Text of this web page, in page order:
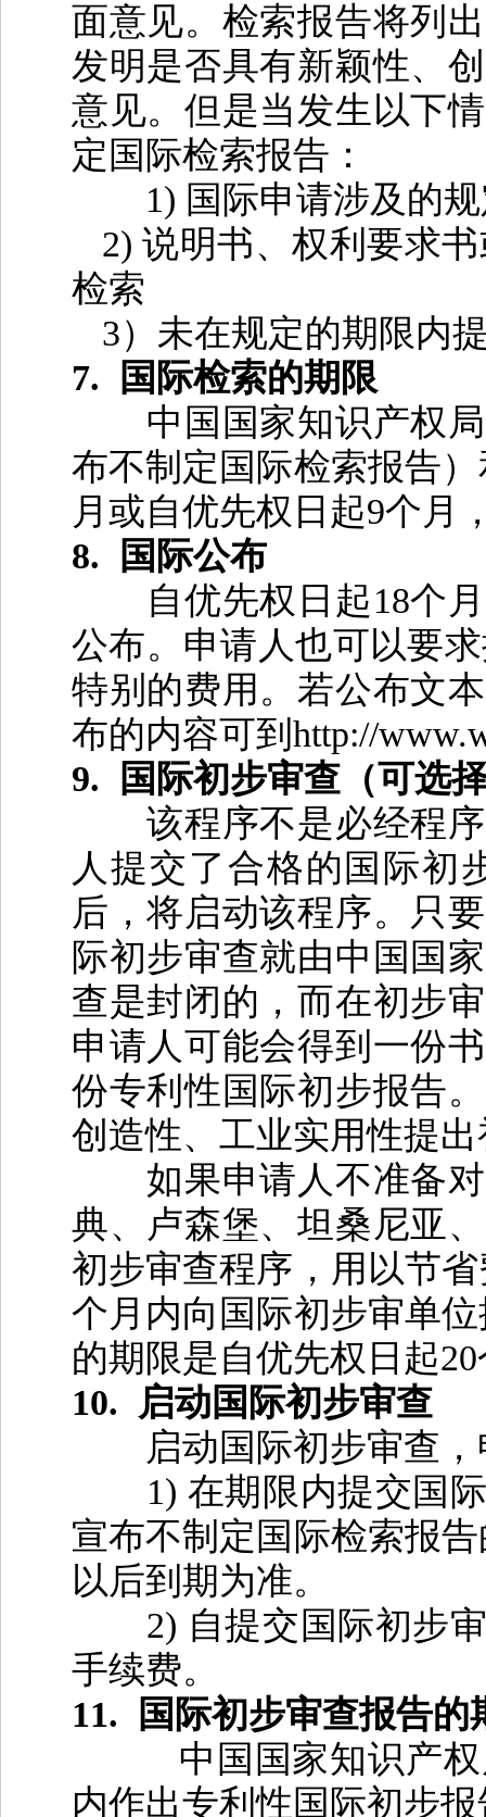
面意见。检索报告将列
发明是否具有新颖性、
意见。但是当发生以下
定国际检索报告：
1) 国际申请涉及的
2)说明书、权利要求
检索
3）未在规定的期限内
7.
国际检索的期限
中国国家知识产权
布不制定国际检索报告
月或自优先权日起9个月
8.
国际公布
自优先权日起18个
公布。申请人也可以要
特别的费用。若公布文
布的内容可到 http://
9.
国际初步审查（可选
该程序不是必经程
人提交了合格的国际初
后，将启动该程序。只
际初步审查就由中国国
查是封闭的，而在初步
申请人可能会得到一份
份专利性国际初步报告
创造性、工业实用性提
如果申请人不准备对
典、卢森堡、坦桑尼亚
初步审查程序，用以节
个月内向国际初步审单
的期限是自优先权日起20
10.
启动国际初步审查
启动国际初步审查
1) 在期限内提交国
宣布不制定国际检索报
以后到期为准。
2) 自提交国际初步
手续费。
11.
国际初步审查报告的
中国国家知识产
内作出专利性国际初步